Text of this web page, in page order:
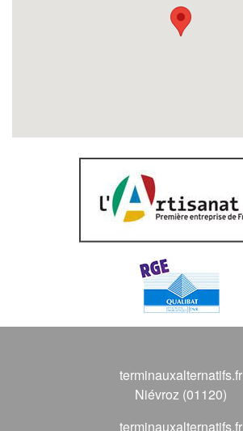
terminauxalternatifs.fr
Niévroz (01120)
terminauxalternatifs.fr